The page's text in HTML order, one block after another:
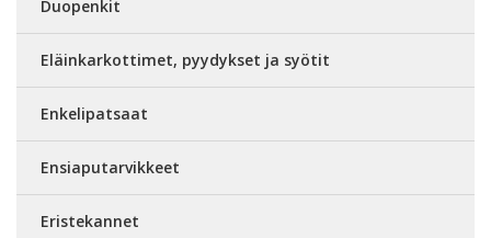
Duopenkit
Eläinkarkottimet, pyydykset ja syötit
Enkelipatsaat
Ensiaputarvikkeet
Eristekannet